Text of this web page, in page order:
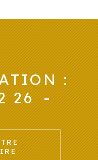
:
26